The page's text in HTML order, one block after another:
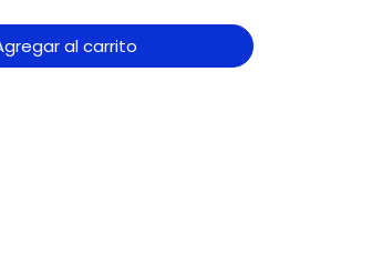
al carrito